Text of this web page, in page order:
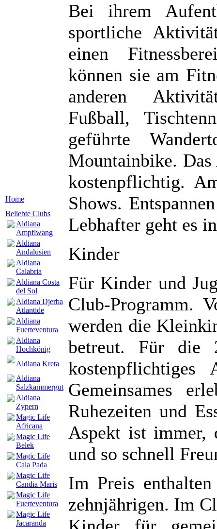
Home
Beliebte Clubs
Aldiana
Ampflwang
Aldiana
Andalusien
Aldiana
Calabria
Aldiana Costa
del Sol
Aldiana Djerba
Atlantide
Aldiana
Fuerteventura
Aldiana
Hochkönig
Aldiana Kreta
Aldiana
Salzkammergut
Aldiana
Zypern
Magic Life
Africana
Magic Life
Belek
Magic Life
Cala Pada
Magic Life
Candia Maris
Magic Life
Fuerteventura
Magic Life
Jacaranda
Bei ihrem
sportliche
einen
können sie am
anderen
Fußball,
geführte
Mountainbike.
kostenpflichtig.
Shows.
Lebhafter geht es
Kinder
Für Kinder und
Club-Programm.
werden die
betreut. Für
Gemeinsames
Ruhezeiten und
Aspekt ist immer,
und so schnell
Im Preis
zehnjährigen. Im